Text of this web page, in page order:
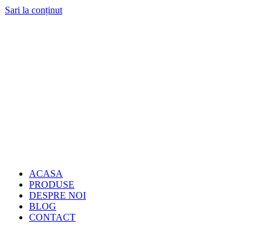
Sari la conținut
ACASA
PRODUSE
DESPRE NOI
BLOG
CONTACT